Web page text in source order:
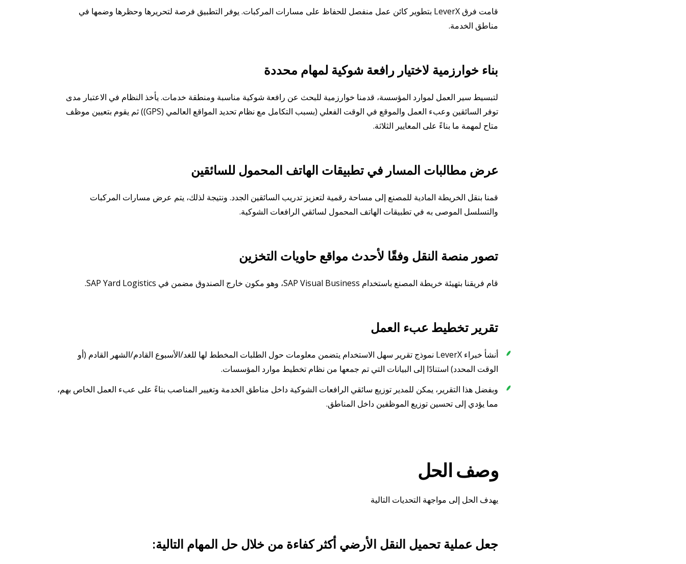
قامت فرق LeverX بتطوير كائن عمل منفصل للحفاظ على مسارات المركبات. يوفر التطبيق فرصة لتحريرها وحظرها وضمها في
مناطق الخدمة.
بناء خوارزمية لاختيار رافعة شوكية لمهام محددة
لتبسيط سير العمل لموارد المؤسسة، قدمنا خوارزمية للبحث عن رافعة شوكية مناسبة ومنطقة خدمات. يأخذ النظام في الاعتبار مدى
توفر السائقين وعبء العمل والموقع في الوقت الفعلي (بسبب التكامل مع نظام تحديد المواقع العالمي (GPS)) ثم يقوم بتعيين موظف
متاح لمهمة ما بناءً على المعايير الثلاثة.
عرض مطالبات المسار في تطبيقات الهاتف المحمول للسائقين
قمنا بنقل الخريطة المادية للمصنع إلى مساحة رقمية لتعزيز تدريب السائقين الجدد. ونتيجة لذلك، يتم عرض مسارات المركبات
والتسلسل الموصى به في تطبيقات الهاتف المحمول لسائقي الرافعات الشوكية.
تصور منصة النقل وفقًا لأحدث مواقع حاويات التخزين
قام فريقنا بتهيئة خريطة المصنع باستخدام SAP Visual Business، وهو مكون خارج الصندوق مضمن في SAP Yard Logistics.
تقرير تخطيط عبء العمل
أنشأ خبراء LeverX نموذج تقرير سهل الاستخدام يتضمن معلومات حول الطلبات المخطط لها للغد/الأسبوع القادم/الشهر القادم (أو
الوقت المحدد) استنادًا إلى البيانات التي تم جمعها من نظام تخطيط موارد المؤسسات.
وبفضل هذا التقرير، يمكن للمدير توزيع سائقي الرافعات الشوكية داخل مناطق الخدمة وتغيير المناصب بناءً على عبء العمل الخاص بهم،
مما يؤدي إلى تحسين توزيع الموظفين داخل المناطق.
وصف الحل
يهدف الحل إلى مواجهة التحديات التالية
جعل عملية تحميل النقل الأرضي أكثر كفاءة من خلال حل المهام التالية: